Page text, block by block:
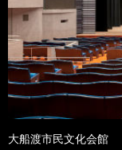
大船渡市民文化会館